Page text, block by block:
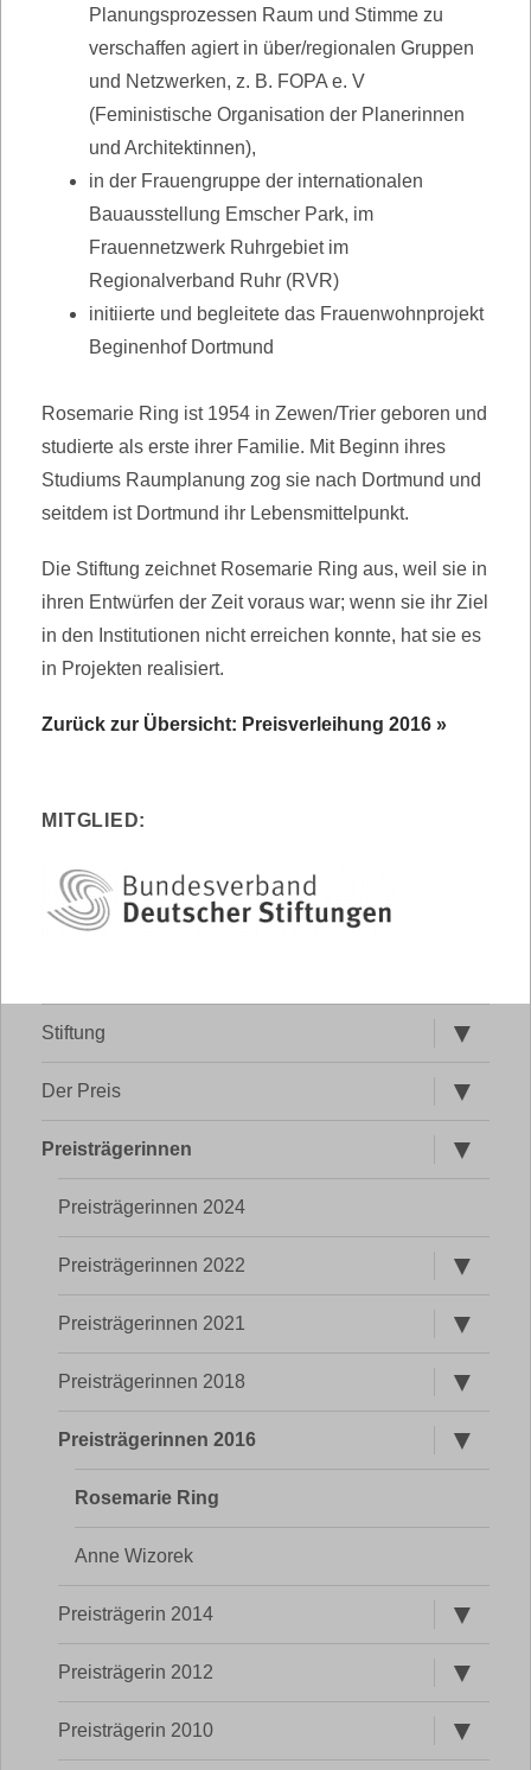
Planungsprozessen Raum und Stimme zu
verschaffen agiert in über/regionalen Gruppen
und Netzwerken, z. B. FOPA e. V
(Feministische Organisation der Planerinnen
und Architektinnen),
in der Frauengruppe der internationalen
Bauausstellung Emscher Park, im
Frauennetzwerk Ruhrgebiet im
Regionalverband Ruhr (RVR)
initiierte und begleitete das Frauenwohnprojekt
Beginenhof Dortmund
Rosemarie Ring ist 1954 in Zewen/Trier geboren und
studierte als erste ihrer Familie. Mit Beginn ihres
Studiums Raumplanung zog sie nach Dortmund und
seitdem ist Dortmund ihr Lebensmittelpunkt.
Die Stiftung zeichnet Rosemarie Ring aus, weil sie in
ihren Entwürfen der Zeit voraus war; wenn sie ihr Ziel
in den Institutionen nicht erreichen konnte, hat sie es
in Projekten realisiert.
Zurück zur Übersicht: Preisverleihung 2016 »
MITGLIED:
Stiftung
öffnen
Der Preis
öffnen
Preisträgerinnen
öffnen
Preisträgerinnen 2024
Preisträgerinnen 2022
öffnen
Preisträgerinnen 2021
öffnen
Preisträgerinnen 2018
öffnen
Preisträgerinnen 2016
öffnen
Rosemarie Ring
Anne Wizorek
Preisträgerin 2014
öffnen
Preisträgerin 2012
öffnen
Preisträgerin 2010
öffnen